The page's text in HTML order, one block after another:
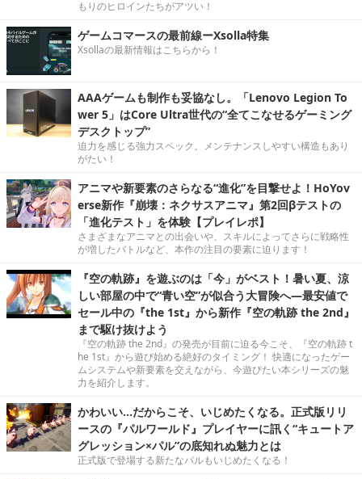
もりのヒロインたちがアツい！
ゲームコマースの最前線ーXsolla特集
Xsollaの最新情報はこちらから！
AAAゲームも制作も妥協なし。「Lenovo Legion To
wer 5」はCore Ultra世代の“全てこなせるゲーミング
デスクトップ”
迫力を感じる強力スペック。メンテナンスしやすい構造もあり
がたい！
アニマや新要素のさらなる“進化”を目撃せよ！HoYov
erse新作『崩壊：ネクサスアニマ』第2回βテストの
「進化テスト」を体験【プレイレポ】
さまざまなアニマとの出会いや、スキルによってさらに戦略性
が増したバトルなど、本作の注目の要素に迫ります！
『空の軌跡』を遊ぶのは「今」がベスト！暑い夏、涼
しい部屋の中で“青い空”が似合う大冒険へ―最安値で
セール中の『the 1st』から新作『空の軌跡 the 2nd』
まで駆け抜けよう
『空の軌跡 the 2nd』の発売が目前に迫る今こそ、『空の軌跡 t
he 1st』から遊び始める絶好のタイミング！ 快適になったゲー
ムシステムや新要素を交えながら、今遊びたい本シリーズの魅
力を紹介します。
かわいい…だからこそ、いじめたくなる。正式版リリ
ースの『パルワールド』プレイヤーに訊く“キュートア
グレッション×パル”の底知れぬ魅力とは
正式版で登場する新たなパルもいじめたくなる！